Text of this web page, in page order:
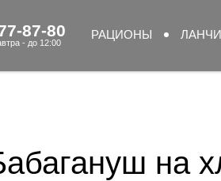
87-80
- до 12:00
РАЦИОНЫ ЛАНЧИ
на